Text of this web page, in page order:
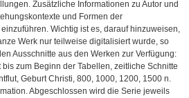
Zusätzliche Informationen zu Autor und
und Formen der
Wichtig ist es, darauf hinzuweisen,
Werk nur teilweise digitalisiert wurde, so
Ausschnitte aus den Werken zur Verfügung:
zum Beginn der Tabellen, zeitliche Schnitte
Geburt Christi, 800, 1000, 1200, 1500 n.
Abgeschlossen wird die Serie jeweils